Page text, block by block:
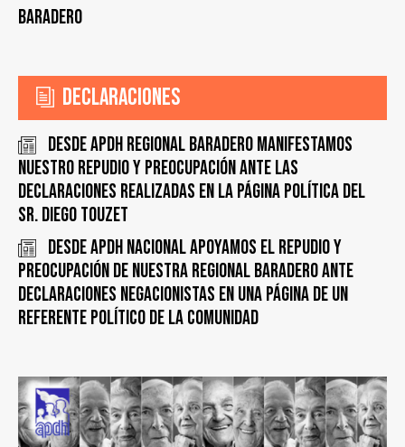
Baradero
Declaraciones
Desde APDH Regional Baradero manifestamos
nuestro repudio y preocupación ante las
declaraciones realizadas en la página política del
Sr. Diego Touzet
Desde APDH Nacional apoyamos el repudio y
preocupación de nuestra Regional Baradero ante
declaraciones negacionistas en una página de un
referente político de la comunidad